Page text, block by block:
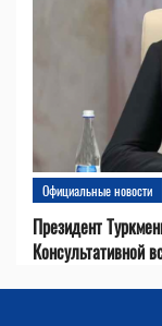
Официальные новости
Президент
Консультативной